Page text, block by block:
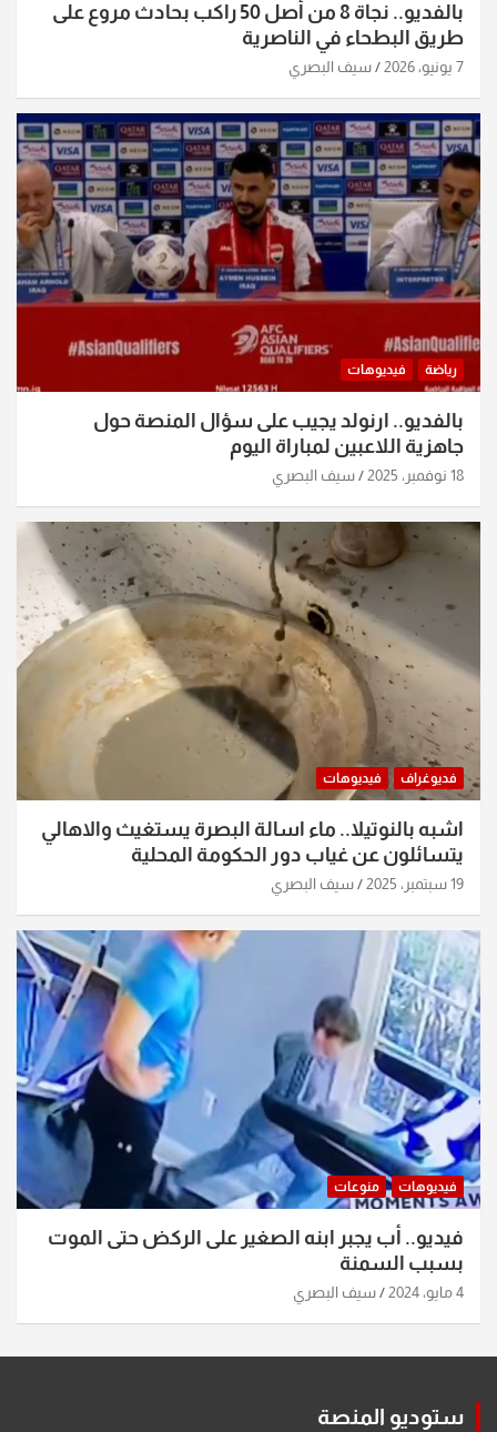
بالفديو.. نجاة 8 من أصل 50 راكب بحادث مروع على
طريق البطحاء في الناصرية
7 يونيو، 2026 سيف البصري
رياضة فيديوهات
بالفديو.. ارنولد يجيب على سؤال المنصة حول
جاهزية اللاعبين لمباراة اليوم
18 نوفمبر، 2025 سيف البصري
فديوغراف فيديوهات
اشبه بالنوتيلا.. ماء اسالة البصرة يستغيث والاهالي
يتسائلون عن غياب دور الحكومة المحلية
19 سبتمبر، 2025 سيف البصري
فيديوهات منوعات
فيديو.. أب يجبر ابنه الصغير على الركض حتى الموت
بسبب السمنة
4 مايو، 2024 سيف البصري
ستوديو المنصة